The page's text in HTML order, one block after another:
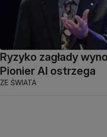
Ryzyko zagłady
Pionier AI ostrzega
ZE ŚWIATA